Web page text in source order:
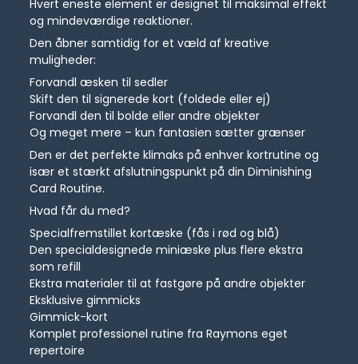
Hvert eneste element er designet til maksimal effekt
og mindeværdige reaktioner.
Den åbner samtidig for et væld af kreative
muligheder:
Forvandl æsken til sedler
Skift den til signerede kort (foldede eller ej)
Forvandl den til bolde eller andre objekter
Og meget mere – kun fantasien sætter grænser
Den er det perfekte klimaks på enhver kortrutine og
især et stærkt afslutningspunkt på din Diminishing
Card Routine.
Hvad får du med?
Specialfremstillet kortæske (fås i rød og blå)
Den specialdesignede miniæske plus flere ekstra
som refill
Ekstra materialer til at fastgøre på andre objekter
Eksklusive gimmicks
Gimmick-kort
Komplet professionel rutine fra Raymons eget
repertoire